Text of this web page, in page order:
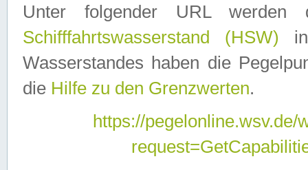
Unter folgender URL
Schifffahrtswasserstand (HSW)
Wasserstandes haben die
die Hilfe zu den Grenzwerten.
https://